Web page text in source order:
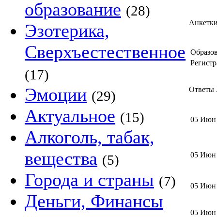
образование (28)
Эзотерика,
Сверхъестественное
(17)
Эмоции (29)
Актуальное (15)
Алкоголь, табак,
вещества (5)
Города и страны (7)
Деньги, Финансы
Ответы
05 Июн
05 Июн
05 Июн
05 Июн